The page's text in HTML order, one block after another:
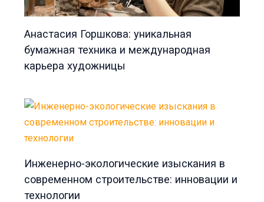
Анастасия Горшкова: уникальная
бумажная техника и международная
карьера художницы
Инженерно-экологические изыскания в
современном строительстве: инновации и
технологии